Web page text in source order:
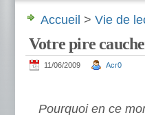
Accueil > Vie de
Votre pire
11/06/2009 Acr0
Pourquoi en ce